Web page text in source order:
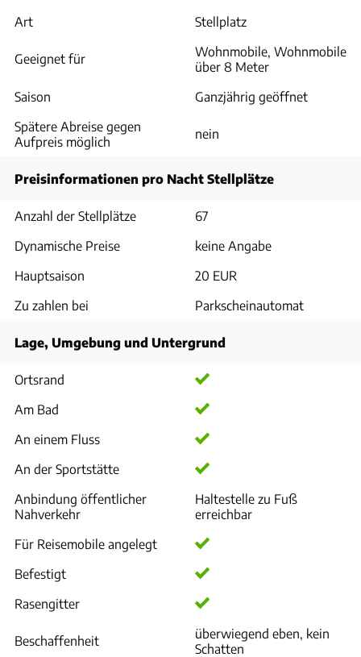
Art Stellplatz
Geeignet für
Wohnmobile, Wohnmobile
über 8 Meter
Saison
Ganzjährig geöffnet
Spätere Abreise gegen
Aufpreis möglich
nein
Preisinformationen pro Nacht Stellplätze
Anzahl der Stellplätze
67
Dynamische Preise
keine Angabe
Hauptsaison
20 EUR
Zu zahlen bei
Parkscheinautomat
Lage, Umgebung und Untergrund
Ortsrand
Am Bad
An einem Fluss
An der Sportstätte
Anbindung öffentlicher
Nahverkehr
Haltestelle zu Fuß
erreichbar
Für Reisemobile angelegt
Befestigt
Rasengitter
Beschaffenheit
überwiegend eben, kein
Schatten